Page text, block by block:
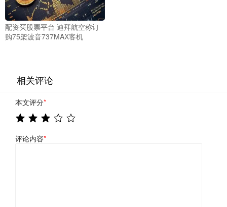
配资买股票平台 迪拜航空称订
购75架波音737MAX客机
相关评论
本文评分*
评论内容*